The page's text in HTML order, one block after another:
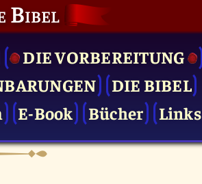
Bibel
DIE VOR­BEREITUNG
DIE BIBEL
E-Book Bücher Links